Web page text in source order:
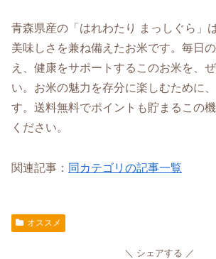
青森県産の「はれわたり まっしぐら」
美味しさを兼ね備えたお米です。毎日
え、健康をサポートするこのお米を、
い。お米の魅力を存分に楽しむために
す。送料無料でポイントも貯まるこの
ください。
関連記事： 同カテゴリの記事一覧
オススメ
シェアする